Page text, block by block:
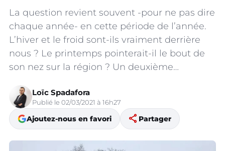
La question revient souvent -pour ne pas dire
chaque année- en cette période de l’année.
L’hiver et le froid sont-ils vraiment derrière
nous ? Le printemps pointerait-il le bout de
son nez sur la région ? Un deuxième…
Loïc Spadafora
Publié le 02/03/2021 à 16h27
Ajoutez-nous en favori share Partager